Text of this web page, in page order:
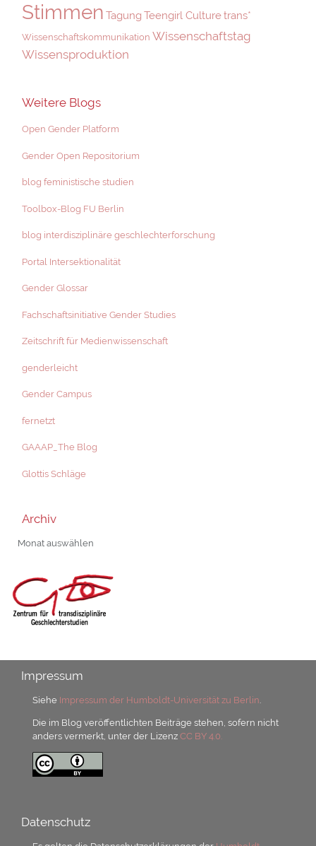
Stimmen Tagung Teengirl Culturetrans*
Wissenschaftskommunikation Wissenschaftstag
Wissensproduktion
Weitere Blogs
Open Gender Platform
Gender Open Repositorium
blog feministische studien
Toolbox-Blog FU Berlin
blog interdisziplinäre geschlechterforschung
Portal Intersektionalität
Gender Glossar
Fachschaftsinitiative Gender Studies
Zeitschrift für Medienwissenschaft
genderleicht
Gender Campus
fernetzt
GAAAP_The Blog
Glottis Schläge
Archiv
Archiv
Impressum
Siehe Impressum der Humboldt-Universität zu Berlin.
Die im Blog veröffentlichten Beiträge stehen, sofern nicht
anders vermerkt, unter der LizenzCC BY 4.0.
Datenschutz